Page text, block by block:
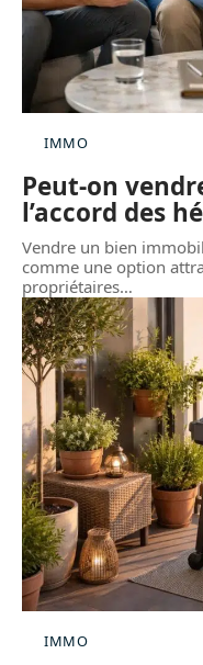
IMMO
Peut-on
l’accord des
Vendre un bien
comme une option
propriétaires…
IMMO